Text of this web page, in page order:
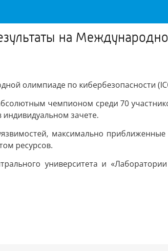
на
олимпиаде по кибербезопасности
чемпионом среди 70
зачете.
максимально
ресурсов.
университета и